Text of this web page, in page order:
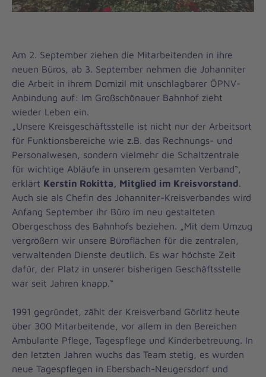
Am 2. September ziehen die Mitarbeitenden in ihre
neuen Büros, ab 3. September nehmen die Johanniter
die Arbeit in ihrem Domizil mit unschlagbarer ÖPNV-
Anbindung auf: Im Großschönauer Bahnhof zieht
wieder Leben ein.
„Unsere Kreisgeschäftsstelle ist nicht nur der Arbeitsort
für Funktionsbereiche wie z.B. das Rechnungs- und
Personalwesen, sondern vielmehr die Schaltzentrale
für wichtige Abläufe in unserem gesamten Verband“,
erklärt Kerstin Rokitta, Mitglied im Kreisvorstand.
Auch sie als Chefin des Johanniter-Kreisverbandes wird
Anfang September ihr Büro im neu gestalteten
Obergeschoss des Bahnhofs beziehen. „Mit dem Umzug
vergrößern wir unsere Büroflächen für die zentralen,
verwaltenden Dienste deutlich. Es war höchste Zeit
dafür, der Platz in unserer bisherigen Geschäftsstelle
war seit Jahren knapp.“
1991 gegründet, zählt der Kreisverband Görlitz heute
über 300 Mitarbeitende, vor allem in den Bereichen
Ambulante Pflege, Tagespflege und Kinderbetreuung. In
den letzten Jahren wuchs das Team stetig, es wurden
neue Tagespflegen in Ebersbach-Neugersdorf und